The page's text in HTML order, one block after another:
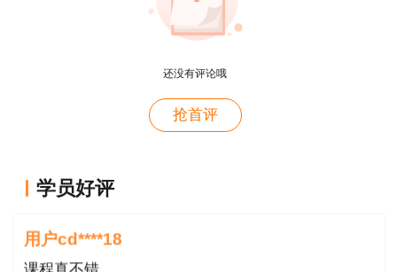
费用）－营业税金及附加－销售费用－管理费用－
财务费用－资产减值损失＋公允价值变动收益（损
失为负）＋投资收益（损失为负）
2. 利润总额＝营业利润＋营业外收入－营业
3. 净利润＝利润总额－所得税费用
1. 税后利润的分配原则
还没有评论哦
抢首评
学员好评
老师讲的深入浅出，风趣幽默。编的记忆口诀也很助
用户zh****86
用户cd****18